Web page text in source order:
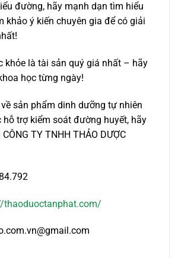
đường, hãy mạnh dạn tìm hiểu
khảo ý kiến chuyên gia để có giải
khỏe là tài sản quý giá nhất – hãy
học từng ngày!
sản phẩm dinh dưỡng tự nhiên
hỗ trợ kiểm soát đường huyết, hãy
TY TNHH THẢO DƯỢC
thaoduoctanphat.com/